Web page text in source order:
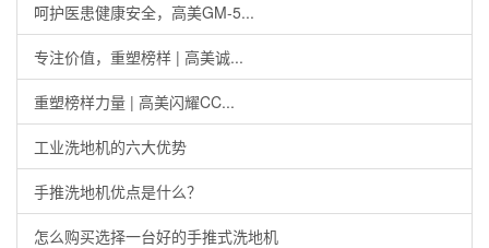
呵护医患健康安全，高美GM-5...
专注价值，重塑榜样 | 高美诚...
重塑榜样力量 | 高美闪耀CC...
工业洗地机的六大优势
手推洗地机优点是什么？
怎么购买选择一台好的手推式洗地机